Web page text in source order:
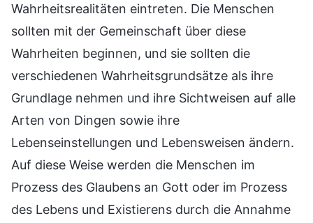
Wahrheitsrealitäten eintreten. Die Menschen
sollten mit der Gemeinschaft über diese
Wahrheiten beginnen, und sie sollten die
verschiedenen Wahrheitsgrundsätze als ihre
Grundlage nehmen und ihre Sichtweisen auf alle
Arten von Dingen sowie ihre
Lebenseinstellungen und Lebensweisen ändern.
Auf diese Weise werden die Menschen im
Prozess des Glaubens an Gott oder im Prozess
des Lebens und Existierens durch die Annahme